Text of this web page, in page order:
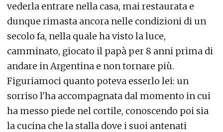
vederla entrare nella casa, mai restaurata e
dunque rimasta ancora nelle condizioni di un
secolo fa, nella quale ha visto la luce,
camminato, giocato il papà per 8 anni prima di
andare in Argentina e non tornare più.
Figuriamoci quanto poteva esserlo lei: un
sorriso l'ha accompagnata dal momento in cui
ha messo piede nel cortile, conoscendo poi sia
la cucina che la stalla dove i suoi antenati